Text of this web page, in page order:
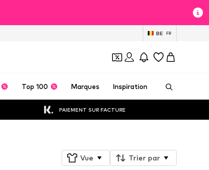
BE FR
Top 100 Marques Inspiration
PAIEMENT SUR FACTURE
Vue Trier par